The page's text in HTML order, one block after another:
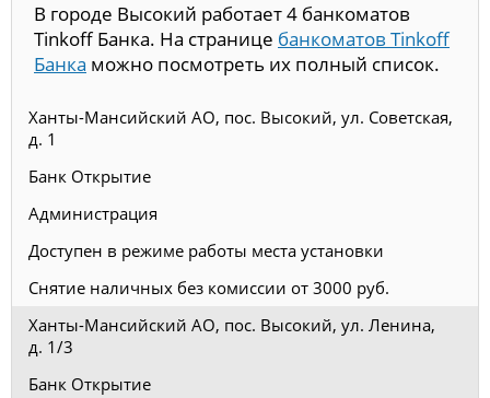
В городе Высокий работает 4 банкоматов
Tinkoff Банка. На странице банкоматов Tinkoff
Банка можно посмотреть их полный список.
Ханты-Мансийский АО, пос. Высокий, ул. Советская,
д. 1
Банк Открытие
Администрация
Доступен в режиме работы места установки
Снятие наличных без комиссии от 3000 руб.
Ханты-Мансийский АО, пос. Высокий, ул. Ленина,
д. 1/3
Банк Открытие